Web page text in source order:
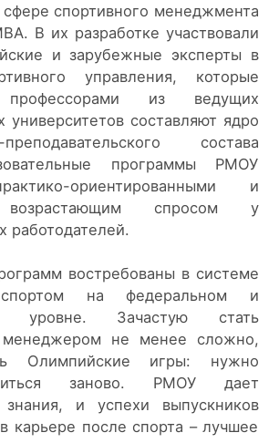
сфере спортивного менеджмента
В их разработке участвовали
и зарубежные эксперты в
управления, которые
из ведущих
университетов составляют ядро
преподавательского состава
программы РМОУ
ориентированными и
возрастающим спросом у
работодателей.
востребованы в системе
спортом на федеральном и
уровне. Зачастую стать
менеджером не менее сложно,
Олимпийские игры: нужно
заново. РМОУ дает
и успехи выпускников
карьере после спорта – лучшее